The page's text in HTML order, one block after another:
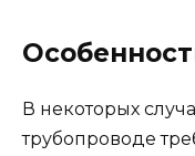
В некоторых
трубопроводе